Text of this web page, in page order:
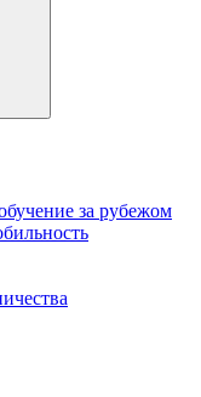
за рубежом